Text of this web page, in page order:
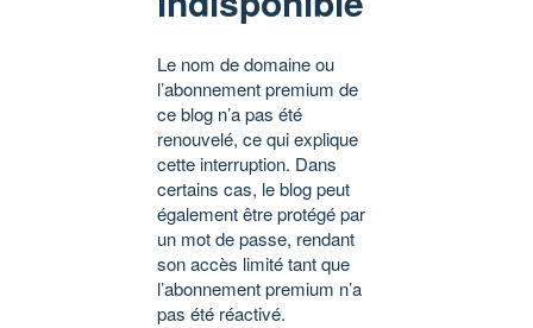
Le nom de domaine ou
l’abonnement premium de
ce blog n’a pas été
renouvelé, ce qui explique
cette interruption. Dans
certains cas, le blog peut
également être protégé par
un mot de passe, rendant
son accès limité tant que
l’abonnement premium n’a
pas été réactivé.